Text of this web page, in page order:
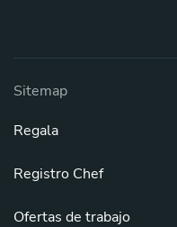
Sitemap
Regala
Registro Chef
Ofertas de trabajo